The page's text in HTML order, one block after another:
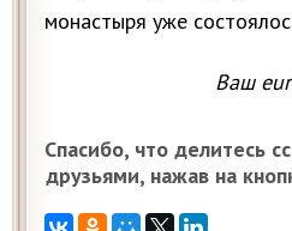
монастыря уже
Ваш
Спасибо, что делитесь
друзьями, нажав на